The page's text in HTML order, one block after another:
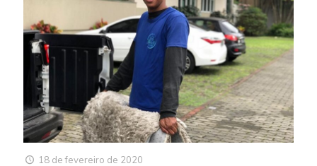
18 de fevereiro de 2020